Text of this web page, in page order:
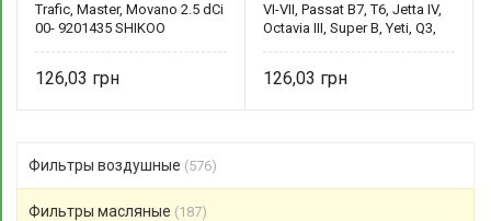
Trafic, Master, Movano 2.5 dCi
00- 9201435 SHIKOO
126,03
VI-VII, Passat B7, T6, Jetta IV,
Octavia III, Super B, Yeti, Q3,
126,03
Фильтры воздушные (576)
Фильтры масляные (187)